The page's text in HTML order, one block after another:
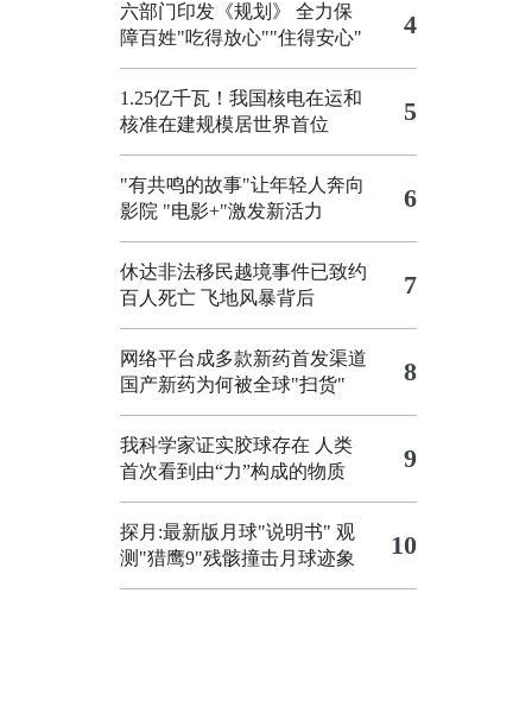
六部门印发《规划》 全力保
障百姓"吃得放心""住得安心"
4
1.25亿千瓦！我国核电在运和
核准在建规模居世界首位
5
"有共鸣的故事"让年轻人奔向
影院 "电影+"激发新活力 6
休达非法移民越境事件已致约
百人死亡 飞地风暴背后 7
网络平台成多款新药首发渠道
国产新药为何被全球"扫货"
8
我科学家证实胶球存在 人类
首次看到由“力”构成的物质
9
探月:最新版月球"说明书" 观
测"猎鹰9"残骸撞击月球迹象
10